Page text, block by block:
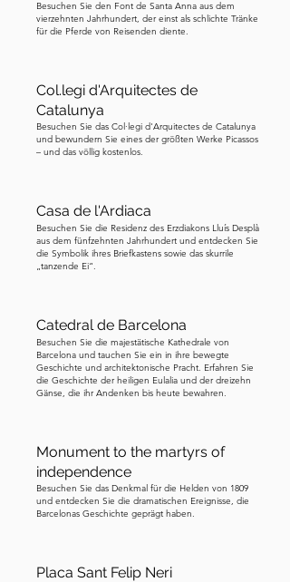
Familia? Es wird gesagt, dass Gaudi
von der Architektur dieser Kathedrale
hat.
Besuchen Sie den Font de Santa Anna aus dem
vierzehnten Jahrhundert, der einst als schlichte Tränke
für die Pferde von Reisenden diente.
Col.legi d'Arquitectes de
Catalunya
Besuchen Sie das Col·legi d'Arquitectes de Catalunya
und bewundern Sie eines der größten Werke Picassos
– und das völlig kostenlos.
Casa de l'Ardiaca
Besuchen Sie die Residenz des Erzdiakons Lluís Desplà
aus dem fünfzehnten Jahrhundert und entdecken Sie
die Symbolik ihres Briefkastens sowie das skurrile
„tanzende Ei“.
Catedral de Barcelona
Besuchen Sie die majestätische Kathedrale von
Barcelona und tauchen Sie ein in ihre bewegte
Geschichte und architektonische Pracht. Erfahren Sie
die Geschichte der heiligen Eulalia und der dreizehn
Gänse, die ihr Andenken bis heute bewahren.
Monument to the martyrs of
independence
Besuchen Sie das Denkmal für die Helden von 1809
und entdecken Sie die dramatischen Ereignisse, die
Barcelonas Geschichte geprägt haben.
Placa Sant Felip Neri